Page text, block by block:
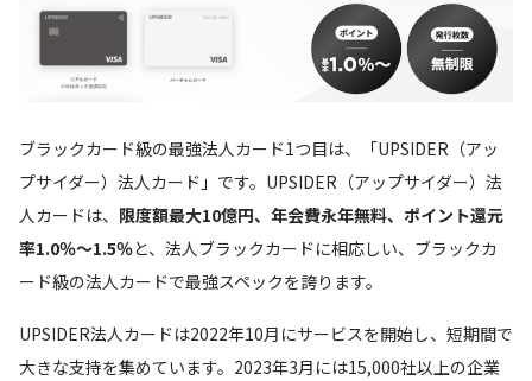
ブラックカード級の最強法人カード1つ目は、「UPSIDER（アッ
プサイダー）法人カード」です。UPSIDER（アップサイダー）法
人カードは、 限度額最大10億円、年会費永年無料、ポイント還元
率1.0％～1.5％と、法人ブラックカードに相応しい、ブラックカ
ード級の法人カードで最強スペックを誇ります。
UPSIDER法人カードは2022年10月にサービスを開始し、短期間で
大きな支持を集めています。2023年3月には15,000社以上の企業